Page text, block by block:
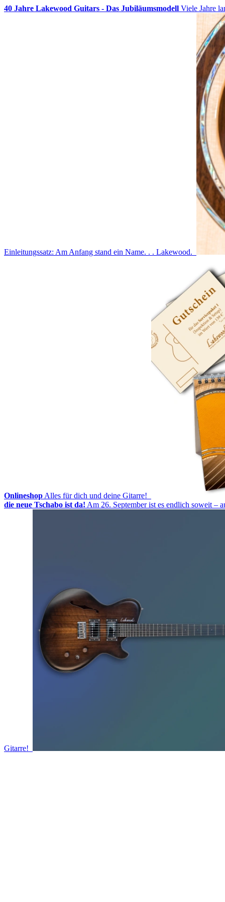
40 Jahre Lakewood Guitars - Das Jubiläumsmodell Viele Jahre
Einleitungssatz: Am Anfang stand ein Name. . . Lakewood.
Onlineshop Alles für dich und deine Gitarre!
die neue Tschabo ist da! Am 26. September ist es endlich soweit –
Gitarre!